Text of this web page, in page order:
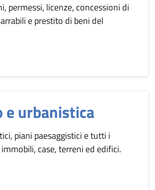
permessi, licenze, concessioni di
e prestito di beni del
e urbanistica
piani paesaggistici e tutti i
case, terreni ed edifici.